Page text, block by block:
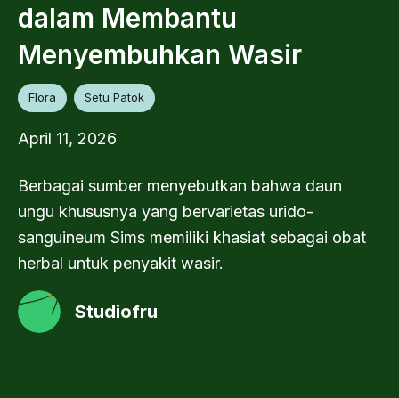
dalam Membantu
Menyembuhkan Wasir
Flora Setu Patok
April 11, 2026
Berbagai sumber menyebutkan bahwa daun
ungu khususnya yang bervarietas urido-
sanguineum Sims memiliki khasiat sebagai obat
herbal untuk penyakit wasir.
Studiofru